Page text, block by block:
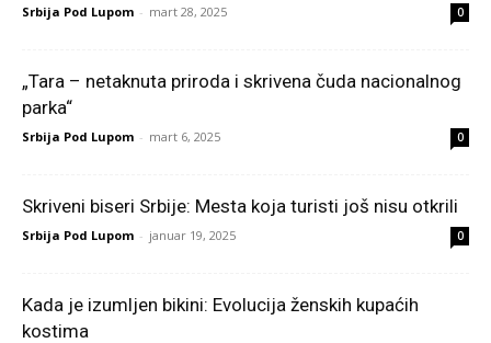
Srbija Pod Lupom - mart 28, 2025 0
„Tara – netaknuta priroda i skrivena čuda nacionalnog
parka“
Srbija Pod Lupom - mart 6, 2025 0
Skriveni biseri Srbije: Mesta koja turisti još nisu otkrili
Srbija Pod Lupom - januar 19, 2025 0
Kada je izumljen bikini: Evolucija ženskih kupaćih
kostima